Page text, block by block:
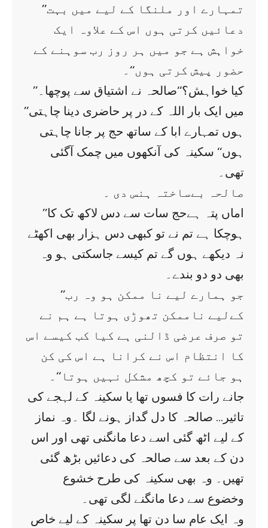
’’تمہارے اور ملنگا کے لیے میں بہت
دعائیں کرتی ہوں اس کے علاوہ ایک
خواہش ہے جو میں ہر روز رب سوہنے کے
حضور پیش کرتی ہوں‘‘۔
’’کیا خواہش؟‘‘صالحہ نے اشتیاق سے پوچھا۔
’’میں ایک بار اللہ کے در پر حاضری دینا چاہتی
ہوں تمہارے ابا کے ساتھ حج پر جانا چاہتی
ہوں‘‘ سکینہ کی آنکھوں میں چمک آگئی
تھی۔
صالحہ بےساختہ ہنس دی ۔
’’اماں پتہ ہےحج سات سے دس لاکھ تک کا
ہوچکا ہے تم نے تو کبھی دس ہزار بھی اکھٹے
نہ دیکھے ہوں گے تم کیسے جاسکتی ہو وہ
بھی دو دو بندے۔
’’جو ہمارے لیے نا ممکن ہو وہ رب
کےلیے ناممکن تھوڑی ہوتا ہے ہم نے
تو صرف عرضی ڈالنی ہے کیا کب کیسے اس
کا انتظام اس نے کرانا ہے اس کی کن
ہو جائے تو کچھ مشکل نہیں ہوتا‘‘۔
جانے رات کا فسوں تھا یا سکینہ کے لہجے کی
تاثیر… صالحہ کا دل گداز ہونے لگا ۔وہ نماز
کے لیے اٹھ گئی اسے دعا مانگنی تھی اور اس
دن کے بعد سے صالحہ کی دعائیں بڑھ گئی
تھیں۔ وہ بھی سکینہ کی طرح خشوع
وخضوع سے دعا مانگنے لگی تھی۔
وہ ایک عام سا دن تھا پر سکینہ کے لیے خاص